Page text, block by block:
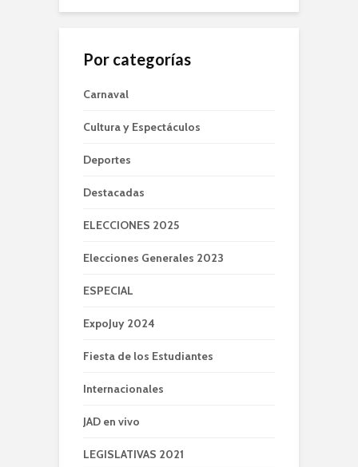
Por categorías
Carnaval
Cultura y Espectáculos
Deportes
Destacadas
ELECCIONES 2025
Elecciones Generales 2023
ESPECIAL
ExpoJuy 2024
Fiesta de los Estudiantes
Internacionales
JAD en vivo
LEGISLATIVAS 2021